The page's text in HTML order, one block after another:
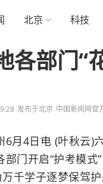
北京 科技
各部门“
发布于北京 中国新闻网官
4日电 (叶秋云)六
门开启“护考模式
千学子逐梦保驾护